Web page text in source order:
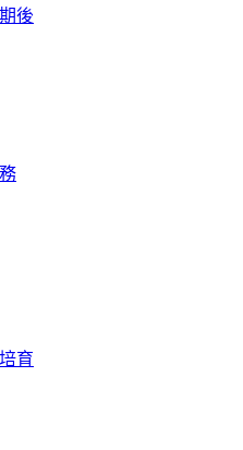
後
育